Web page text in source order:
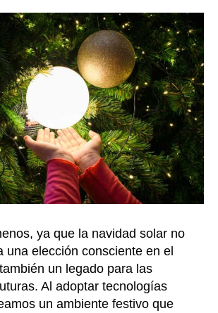
ya que la navidad solar no
una elección consciente en el
un legado para las
Al adoptar tecnologías
un ambiente festivo que